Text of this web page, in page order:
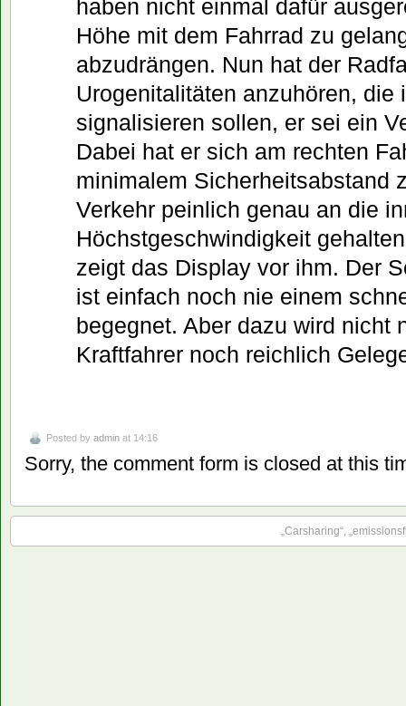
haben nicht einmal dafür
Höhe mit dem Fahrrad zu
abzudrängen. Nun hat der
Urogenitalitäten anzuhören, die
signalisieren sollen, er sei ein
Dabei hat er sich am rechten
minimalem Sicherheitsabstand
Verkehr peinlich genau an die
Höchstgeschwindigkeit
zeigt das Display vor ihm. Der
ist einfach noch nie einem
begegnet. Aber dazu wird nicht
Kraftfahrer noch reichlich
Posted by admin at 14:16
Sorry, the comment form is closed at this
„Carsharing“,